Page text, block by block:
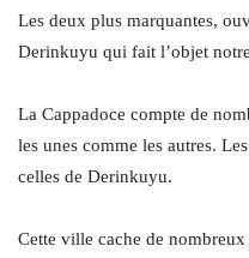
Les deux plus marquantes,
Derinkuyu qui fait l’objet
La Cappadoce compte de
les unes comme les autres.
celles de Derinkuyu.
Cette ville cache de